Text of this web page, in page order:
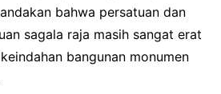
bahwa persatuan dan
sagala raja masih sangat erat
bangunan monumen